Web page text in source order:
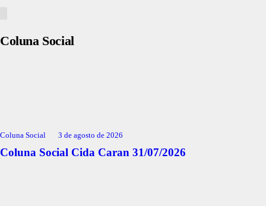
Coluna Social
Coluna Social 3 de agosto de 2026
Coluna Social Cida Caran 31/07/2026